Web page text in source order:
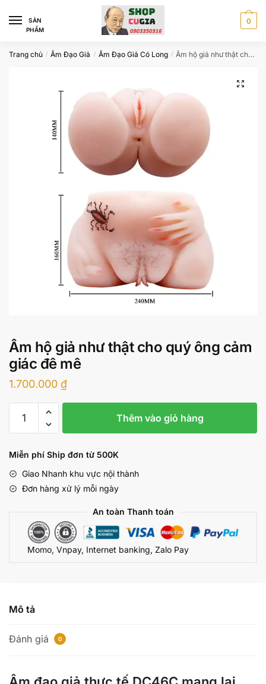
navigation
content
SÀN
PHẨM
0
Trang chủ / Âm Đạo Giả / Âm Đạo Giả Có Long / Âm hộ giả như thật cho quý ông cảm giác đê mê
Âm hộ giả như thật cho quý ông cảm
giác đê mê
1.700.000 ₫
như
cho
quý
Thêm vào giỏ hàng
Miễn phí Ship đơn từ 500K
Giao Nhanh khu vực nội thành
Đơn hàng xử lý mỗi ngày
An toàn Thanh toán
Momo, Vnpay, Internet banking, Zalo Pay
Mô tả
Đánh giá 0